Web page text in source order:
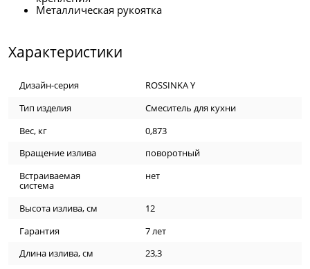
Металлическая рукоятка
Характеристики
Дизайн-серия
ROSSINKA Y
Тип изделия
Смеситель для кухни
Вес, кг
0,873
Вращение излива
поворотный
Встраиваемая
система
нет
Высота излива, см
12
Гарантия
7 лет
Длина излива, см
23,3